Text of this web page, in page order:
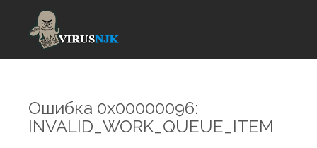
Ошибка 0x00000096:
INVALID_WORK_QUEUE_ITEM